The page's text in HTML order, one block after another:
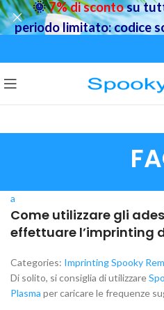
a
Come utilizzare gli
effettuare l’imprinting
Categories: ImprintingSpooky
Di solito, si consiglia di utilizzare
Plasma per caricare le frequenze
🌞7% di scontosu
periodo limitato: codice